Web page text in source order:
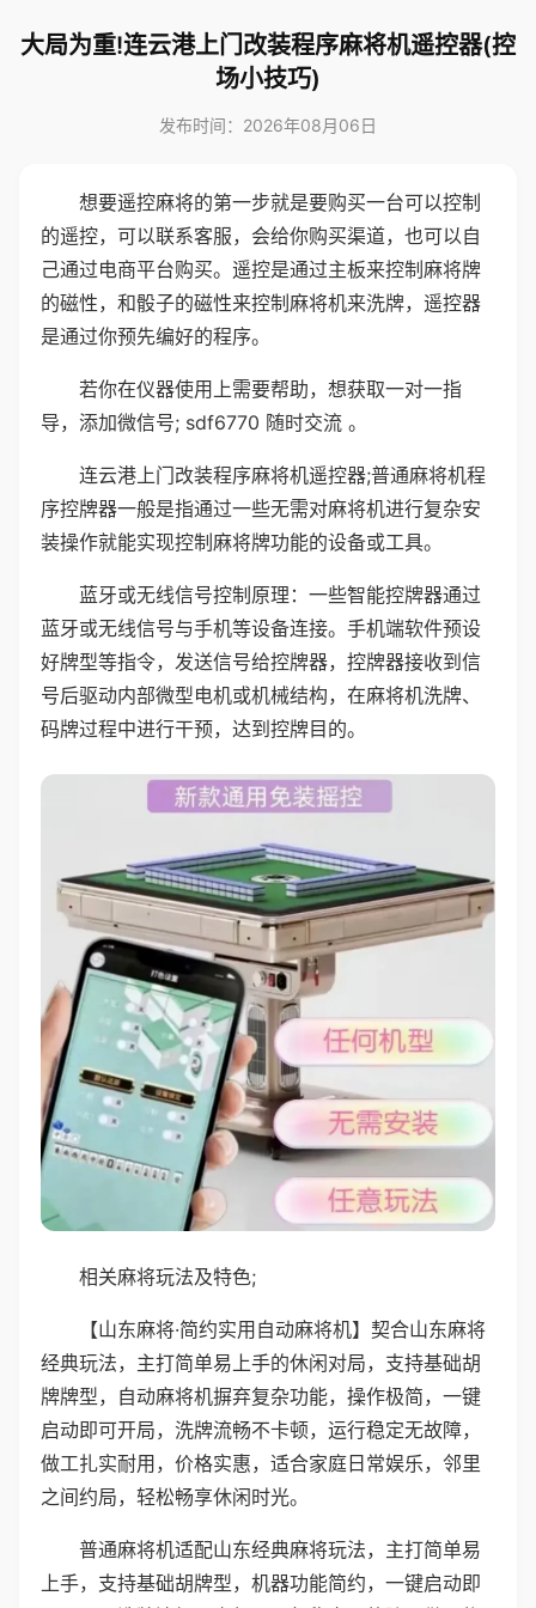
大局为重!连云港上门改装程序麻将机遥控器(控
场小技巧)
发布时间：2026年08月06日
想要遥控麻将的第一步就是要购买一台可以控制
的遥控，可以联系客服，会给你购买渠道，也可以自
己通过电商平台购买。遥控是通过主板来控制麻将牌
的磁性，和骰子的磁性来控制麻将机来洗牌，遥控器
是通过你预先编好的程序。
若你在仪器使用上需要帮助，想获取一对一指
导，添加微信号; sdf6770 随时交流 。
连云港上门改装程序麻将机遥控器;普通麻将机程
序控牌器一般是指通过一些无需对麻将机进行复杂安
装操作就能实现控制麻将牌功能的设备或工具。
蓝牙或无线信号控制原理：一些智能控牌器通过
蓝牙或无线信号与手机等设备连接。手机端软件预设
好牌型等指令，发送信号给控牌器，控牌器接收到信
号后驱动内部微型电机或机械结构，在麻将机洗牌、
码牌过程中进行干预，达到控牌目的。
相关麻将玩法及特色;
【山东麻将·简约实用自动麻将机】契合山东麻将
经典玩法，主打简单易上手的休闲对局，支持基础胡
牌牌型，自动麻将机摒弃复杂功能，操作极简，一键
启动即可开局，洗牌流畅不卡顿，运行稳定无故障，
做工扎实耐用，价格实惠，适合家庭日常娱乐，邻里
之间约局，轻松畅享休闲时光。
普通麻将机适配山东经典麻将玩法，主打简单易
上手，支持基础胡牌型，机器功能简约，一键启动即